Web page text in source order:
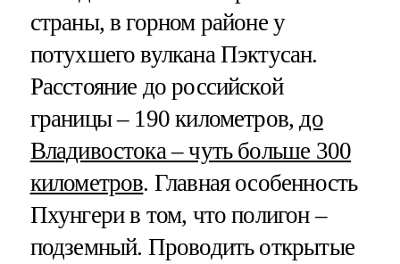
страны, в горном районе у
потухшего вулкана Пэктусан.
Расстояние до российской
границы – 190 километров, до
Владивостока – чуть больше 300
километров. Главная особенность
Пхунгери в том, что полигон –
подземный. Проводить открытые